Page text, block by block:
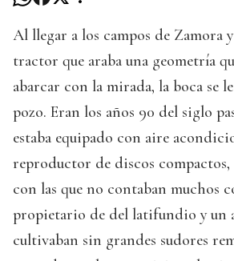
Al llegar a los campos de Zamora
tractor que araba una geometría
abarcar con la mirada, la boca se
pozo. Eran los años 90 del siglo
estaba equipado con aire
reproductor de discos compactos,
con las que no contaban muchos
propietario de del latifundio y un
cultivaban sin grandes sudores